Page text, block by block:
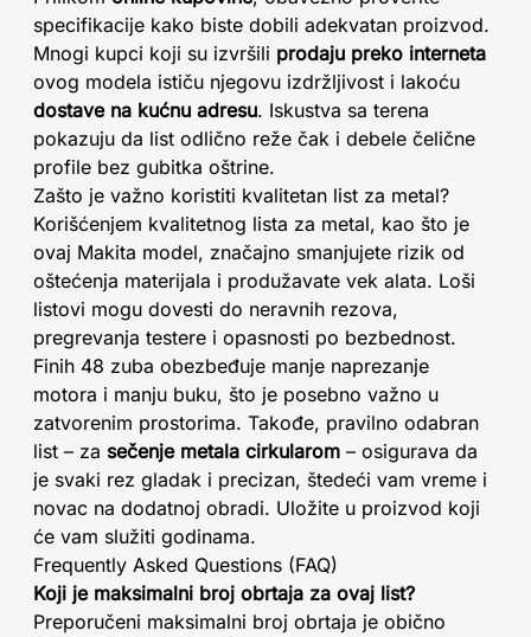
specifikacije kako biste dobili adekvatan proizvod.
Mnogi kupci koji su izvršili prodaju preko interneta
ovog modela ističu njegovu izdržljivost i lakoću
dostave na kućnu adresu. Iskustva sa terena
pokazuju da list odlično reže čak i debele čelične
profile bez gubitka oštrine.
Zašto je važno koristiti kvalitetan list za metal?
Korišćenjem kvalitetnog lista za metal, kao što je
ovaj Makita model, značajno smanjujete rizik od
oštećenja materijala i produžavate vek alata. Loši
listovi mogu dovesti do neravnih rezova,
pregrevanja testere i opasnosti po bezbednost.
Finih 48 zuba obezbeđuje manje naprezanje
motora i manju buku, što je posebno važno u
zatvorenim prostorima. Takođe, pravilno odabran
list – za sečenje metala cirkularom – osigurava da
je svaki rez gladak i precizan, štedeći vam vreme i
novac na dodatnoj obradi. Uložite u proizvod koji
će vam služiti godinama.
Frequently Asked Questions (FAQ)
Koji je maksimalni broj obrtaja za ovaj list?
Preporučeni maksimalni broj obrtaja je obično